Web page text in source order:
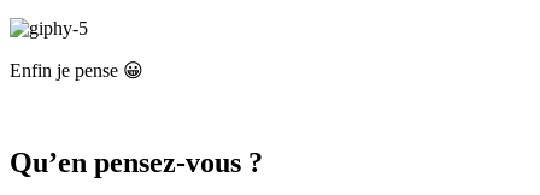
Enfin je pense 😀
Qu’en pensez-vous ?